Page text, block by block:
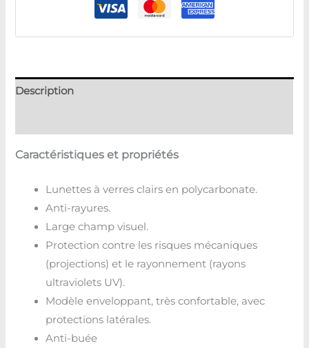
Description
Caractéristiques et propriétés
Lunettes à verres clairs en polycarbonate.
Anti-rayures.
Large champ visuel.
Protection contre les risques mécaniques
(projections) et le rayonnement (rayons
ultraviolets UV).
Modèle enveloppant, très confortable, avec
protections latérales.
Anti-buée